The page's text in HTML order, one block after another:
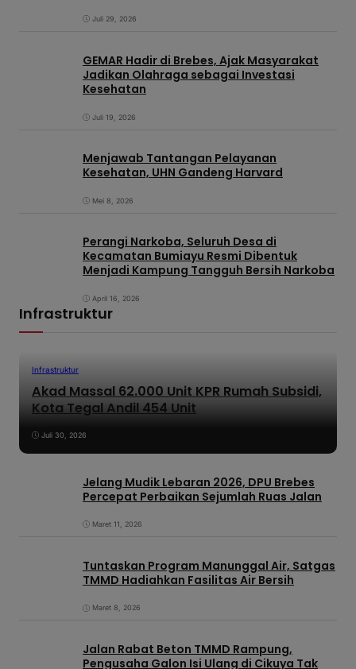
Juli 29, 2026
GEMAR Hadir di Brebes, Ajak Masyarakat
Jadikan Olahraga sebagai Investasi
Kesehatan
Juli 19, 2026
Menjawab Tantangan Pelayanan
Kesehatan, UHN Gandeng Harvard
Mei 8, 2026
Perangi Narkoba, Seluruh Desa di
Kecamatan Bumiayu Resmi Dibentuk
Menjadi Kampung Tangguh Bersih Narkoba
April 16, 2026
Infrastruktur
Infrastruktur
Akad Massal 62.000 Unit KPR Rumah Subsidi,
Kota Tegal Andil 454 Unit
Juli 30, 2026
Jelang Mudik Lebaran 2026, DPU Brebes
Percepat Perbaikan Sejumlah Ruas Jalan
Maret 11, 2026
Tuntaskan Program Manunggal Air, Satgas
TMMD Hadiahkan Fasilitas Air Bersih
Maret 8, 2026
Jalan Rabat Beton TMMD Rampung,
Pengusaha Galon Isi Ulang di Cikuya Tak